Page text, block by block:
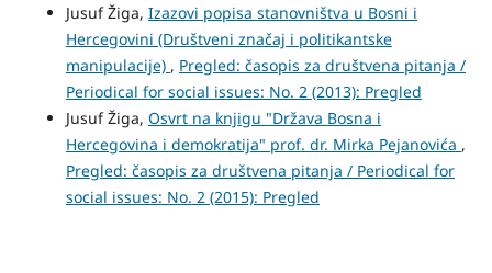
Jusuf Žiga, Izazovi popisa stanovništva u Bosni i
Hercegovini (Društveni značaj i politikantske
manipulacije) , Pregled: časopis za društvena pitanja /
Periodical for social issues: No. 2 (2013): Pregled
Jusuf Žiga, Osvrt na knjigu "Država Bosna i
Hercegovina i demokratija" prof. dr. Mirka Pejanovića ,
Pregled: časopis za društvena pitanja / Periodical for
social issues: No. 2 (2015): Pregled